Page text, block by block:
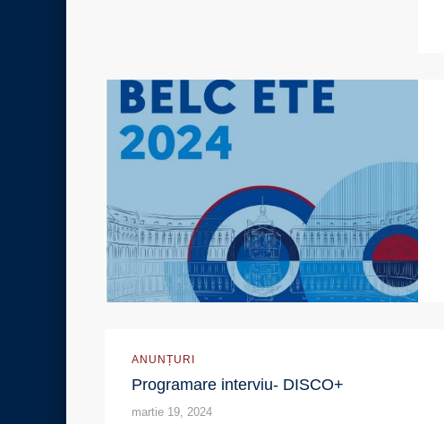
ANUNȚURI
Programare interviu- DISCO+
martie 19, 2024